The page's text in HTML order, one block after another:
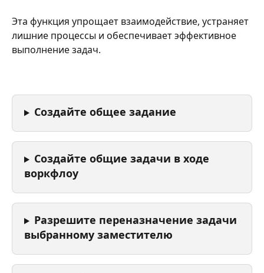
Эта функция упрощает взаимодействие, устраняет
лишние процессы и обеспечивает эффективное
выполнение задач.
Создайте общее задание
Создайте общие задачи в ходе
воркфлоу
Разрешите переназначение задачи
выбранному заместителю